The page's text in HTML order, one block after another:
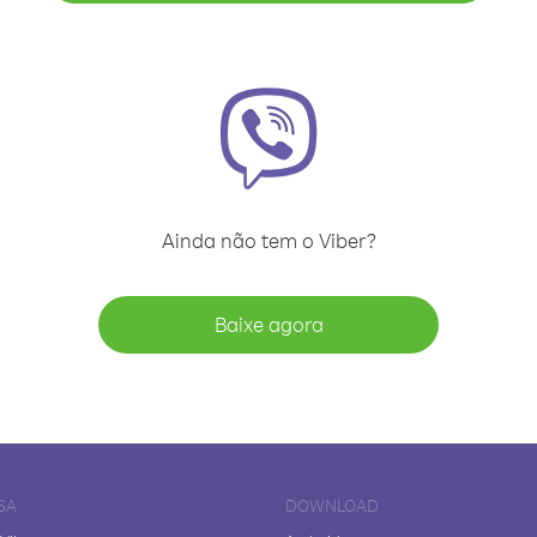
Ainda não tem o Viber?
Baixe agora
DOWNLOAD